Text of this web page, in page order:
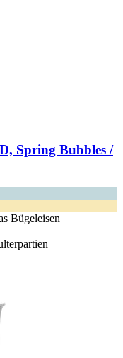
Spring Bubbles /
Bügeleisen